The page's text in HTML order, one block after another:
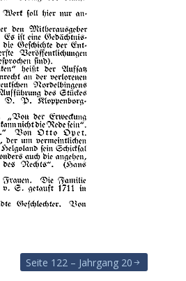
Seite 122 – Jahrgang 20